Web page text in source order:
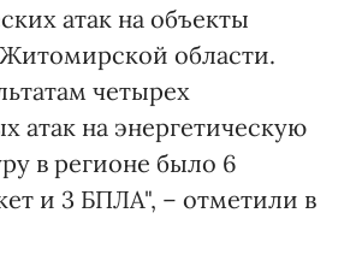
атак на объекты
области.
четырех
атак на энергетическую
в регионе было 6
и 3 БПЛА", – отметили в